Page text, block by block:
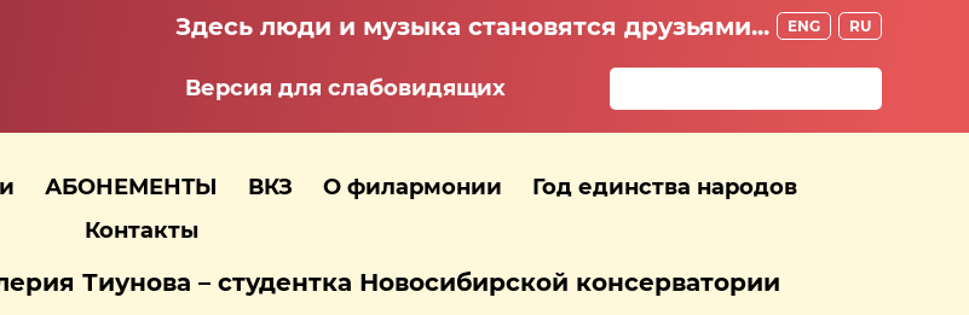
Здесь люди и музыка становятся друзьями... ENG RU
Версия для слабовидящих
АБОНЕМЕНТЫ ВКЗ О филармонии
Год единства народов
Контакты
Тиунова – студентка Новосибирской консерватории